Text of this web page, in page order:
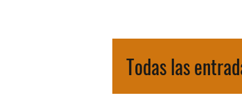
Todas las